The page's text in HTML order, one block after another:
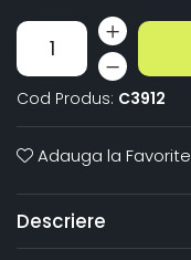
Cod Produs: C3912
Adauga la Favorite
Descriere